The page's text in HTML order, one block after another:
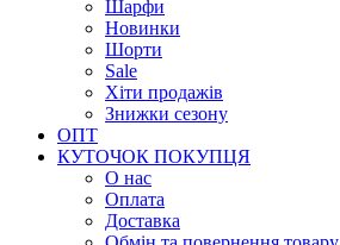
Шарфи
Новинки
Шорти
Sale
Хіти продажів
Знижки сезону
ОПТ
КУТОЧОК ПОКУПЦЯ
О нас
Оплата
Доставка